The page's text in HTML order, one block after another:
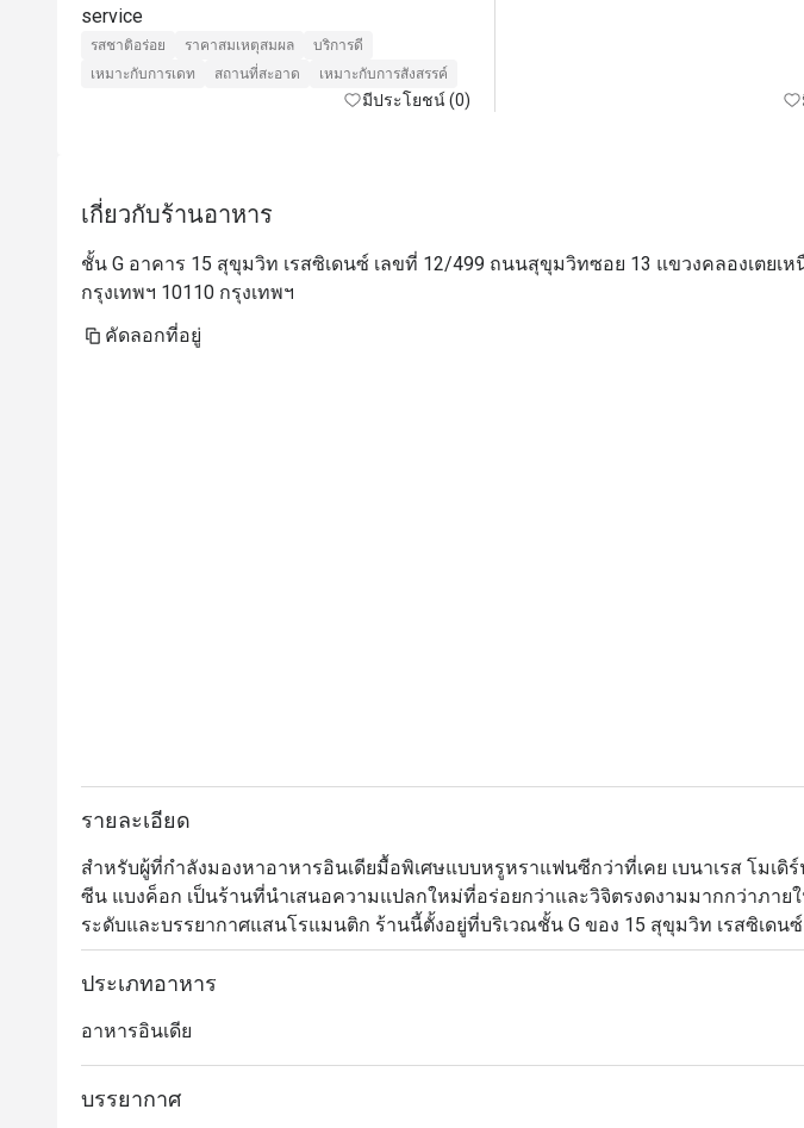
รสชาติอร่อย ราคาสมเหตุสมผล
บริการดี
เหมาะกับการเดท
สถานที่สะอาด เหมาะกับการสังสรรค์
มีประโยชน์ (0)
เกี่ยวกับร้านอาหาร
ชั้น G อาคาร 15 สุขุมวิท เรสซิเดนซ์ เลขที่ 12/499 ถนนสุขุมวิทซอย 13 แขวงคลองเตยเ
กรุงเทพฯ 10110 กรุงเทพฯ
คัดลอกที่อยู่
รายละเอียด
สำหรับผู้ที่กำลังมองหาอาหารอินเดียมื้อพิเศษแบบหรูหราแฟนซีกว่าที่เคย เบนาเรส โมเดิ
ซีน แบงค็อก เป็นร้านที่นำเสนอความแปลกใหม่ที่อร่อยกว่าและวิจิตรงดงามมากกว่าภาย
ระดับและบรรยากาศแสนโรแมนติก ร้านนี้ตั้งอยู่ที่บริเวณชั้น G ของ 15 สุขุมวิท เรสซิเดน
เชี่ยวชาญในอาหารอินเดียสมัยใหม่มาก โดยได้รับเรตติ้งระดับห้าดาวจากลูกค้าที่เคยไปท
อาหาร บรรยากาศ และการบริการ
เมนูของเบเนเรสนั้นได้รับแรงบันดาลใจมาจากวิธีการปรุงแบบอาหารโมเลกุล ซึ่งประยุกต์
วิทยาศาสตร์ เคมีและฟิสิกส์มาใช้ประกอบการทำอาหารเพื่อสร้างรูปแบบที่ตื่นตาและแปล
กระนั้นก็ยังสามารถพาคุณย้อนเวลากลับไปสัมผัสกับกลิ่นอายของอาหารอินเดียดั้งเดิมจาก
ประเภทอาหาร
อาหารอินเดีย
บรรยากาศ